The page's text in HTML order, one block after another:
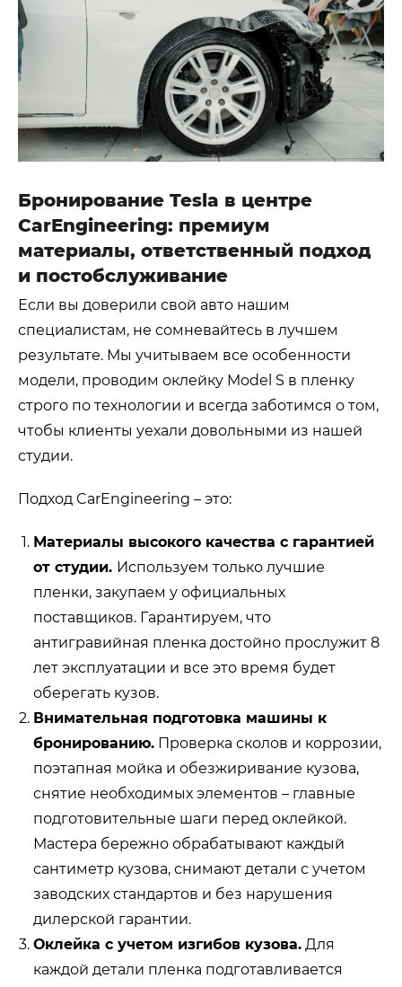
Бронирование Tesla в центре
CarEngineering: премиум
материалы, ответственный подход
и постобслуживание
Если вы доверили свой авто нашим
специалистам, не сомневайтесь в лучшем
результате. Мы учитываем все особенности
модели, проводим оклейку Model S в пленку
строго по технологии и всегда заботимся о том,
чтобы клиенты уехали довольными из нашей
студии.
Подход CarEngineering – это:
Материалы высокого качества с гарантией
от студии. Используем только лучшие
пленки, закупаем у официальных
поставщиков. Гарантируем, что
антигравийная пленка достойно прослужит 8
лет эксплуатации и все это время будет
оберегать кузов.
Внимательная подготовка машины к
бронированию. Проверка сколов и коррозии,
поэтапная мойка и обезжиривание кузова,
снятие необходимых элементов – главные
подготовительные шаги перед оклейкой.
Мастера бережно обрабатывают каждый
сантиметр кузова, снимают детали с учетом
заводских стандартов и без нарушения
дилерской гарантии.
Оклейка с учетом изгибов кузова. Для
каждой детали пленка подготавливается